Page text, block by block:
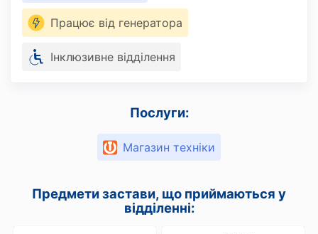
Працює від генератора
Інклюзивне відділення
Послуги:
Магазин техніки
Предмети застави, що приймаються у
відділенні: